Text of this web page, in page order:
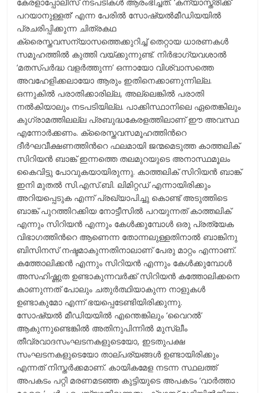
പറയാനുള്ളത്’ എന്ന പേരില്‍ സോഷ്യല്‍മീഡിയയില്‍
പ്രചരിപ്പിക്കുന്ന ചിത്രകഥ
ക്രൈസ്തവസന്യാസത്തെക്കുറിച്ച് തെറ്റായ ധാരണകള്‍
സമൂഹത്തില്‍ കുത്തി വയ്ക്കുന്നുണ്ട്. നിര്‍ഭാഗ്യവശാല്‍
‘മതസ്പര്‍ദ്ധ വളര്‍ത്തുന്ന’ ഒന്നായോ വിശ്വാസത്തെ
അവഹേളിക്കലായോ ആരും ഇതിനെക്കാണുന്നില്ല.
ഒന്നുകില്‍ പരാതിക്കാരില്ല, അല്ലെങ്കില്‍ പരാതി
നല്‍കിയാലും നടപടിയില്ല. പാക്കിസ്ഥാനിലെ ഏതെങ്കിലും
കുഗ്രാമത്തിലല്ല പ്രബുദ്ധകേരളത്തിലാണ് ഈ അവസ്ഥ
എന്നോര്‍ക്കണം. ക്രൈസ്തവസമൂഹത്തിന്‍റെ
ദീര്‍ഘവീക്ഷണത്തിന്‍റെ ഫലമായി ജന്മമെടുത്ത കാത്തലിക്
സിറിയന്‍ ബാങ്ക് ഇന്നത്തെ തലമുറയുടെ അനാസ്ഥമൂലം
കൈവിട്ടു പോവുകയായിരുന്നു. കാത്തലിക് സിറിയന്‍ ബാങ്ക്
ഇനി മുതല്‍ സി.എസ്.ബി. ലിമിറ്റഡ് എന്നായിരിക്കും
അറിയപ്പെടുക എന്ന് പ്രഖ്യാപിച്ചു കൊണ്ട് അടുത്തിടെ
ബാങ്ക് പുറത്തിറക്കിയ നോട്ടീസില്‍ പറയുന്നത് കാത്തലിക്
എന്നും സിറിയന്‍ എന്നും കേള്‍ക്കുമ്പോള്‍ ഒരു പ്രത്യേക
വിഭാഗത്തിന്‍റെ ആണെന്ന തോന്നലുള്ളതിനാല്‍ ബാങ്കിനു
ബിസിനസ് നഷ്ടമാകുന്നതിനാലാണ് പേരു മാറ്റം എന്നാണ്.
കത്തോലിക്കന്‍ എന്നും സിറിയന്‍ എന്നും കേള്‍ക്കുമ്പോള്‍
അസഹിഷ്ണുത ഉണ്ടാകുന്നവര്‍ക്ക് സിറിയന്‍ കത്തോലിക്കനെ
കാണുന്നത് പോലും ചതുര്‍ത്ഥിയാകുന്ന നാളുകള്‍
ഉണ്ടാകുമോ എന്ന് ഭയപ്പെടേണ്ടിയിരിക്കുന്നു.
സോഷ്യല്‍ മീഡിയയില്‍ എന്തെങ്കിലും ‘വൈറല്‍’
ആകുന്നുണ്ടെങ്കില്‍ അതിനുപിന്നില്‍ മുസ്ലീം
തീവ്രവാദസംഘടനകളുടെയോ, ഇടതുപക്ഷ
സംഘടനകളുടെയോ താല്പര്യങ്ങള്‍ ഉണ്ടായിരിക്കും
എന്നത് നിസ്തര്‍ക്കമാണ്. കായികമേള നടന്ന സ്ഥലത്ത്
അപകടം പറ്റി മരണമടഞ്ഞ കുട്ടിയുടെ അപകടം ‘വാര്‍ത്താ